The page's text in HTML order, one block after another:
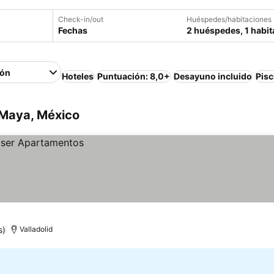
Check-in/out
Fechas
Huéspedes/habitaciones
2 huéspedes, 1
Hoteles Puntuación: 8,0+ Desayuno incluido
México
Valladolid